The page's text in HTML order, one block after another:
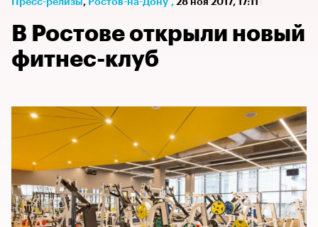
В Ростове открыли новый
фитнес-клуб